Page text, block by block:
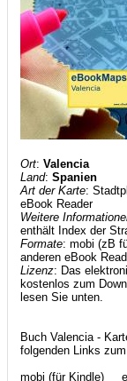
Ort:Valencia
Land:Spanien
Art der Karte:
eBook Reader
Weitere
enthält Index der
Formate: mobi (zB
anderen eBook
Lizenz: Das
kostenlos zum
lesen Sie unten.
Buch Valencia -
folgenden Links
mobi (für Kindle)